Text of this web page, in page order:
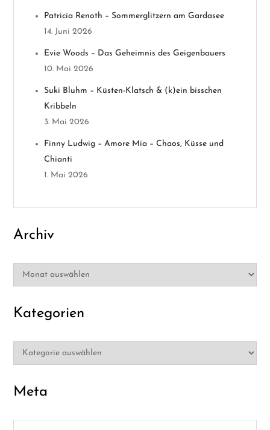
g
Patricia Renoth – Sommerglitzern am Gardasee
14. Juni 2026
Evie Woods – Das Geheimnis des Geigenbauers
10. Mai 2026
Suki Bluhm – Küsten-Klatsch & (k)ein bisschen
Kribbeln
3. Mai 2026
Finny Ludwig – Amore Mia – Chaos, Küsse und
Chianti
1. Mai 2026
Archiv
Archiv
Kategorien
Kategorien
Meta